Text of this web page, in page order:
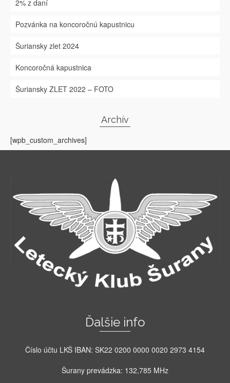
2% z daní
Pozvánka na koncoročnú kapustnicu
Šuriansky zlet 2024
Koncoročná kapustnica
Šuriansky ZLET 2022 – FOTO
Archív
[wpb_custom_archives]
Ďalšie info
Číslo účtu LKŠ IBAN: SK22 0200 0000 0020 2973 4154
Šurany prevádzka: 132,785 MHz